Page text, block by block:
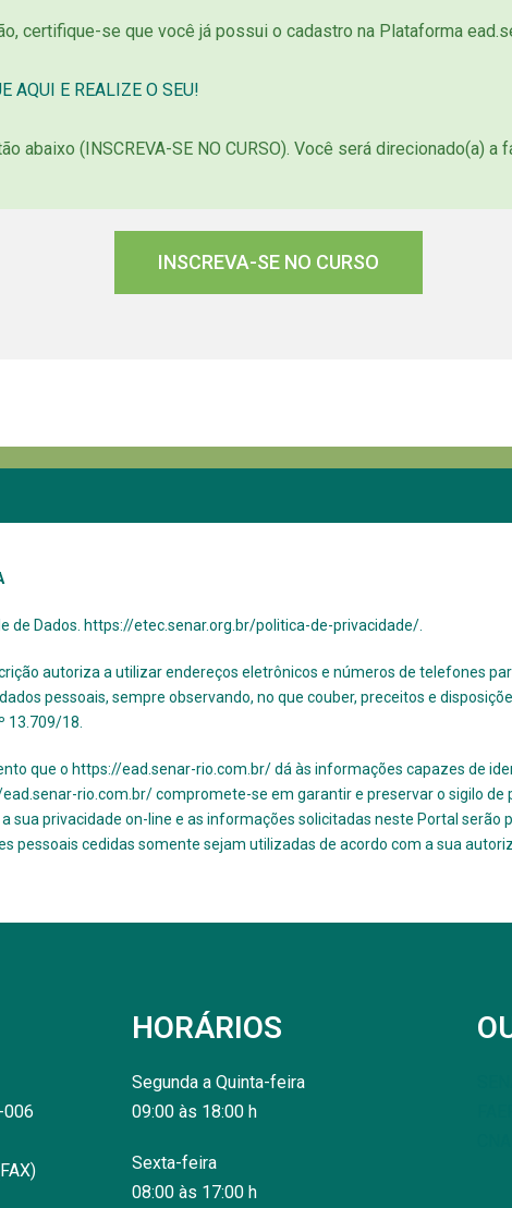
certifique-se que você já possui o cadastro na Plataforma
AQUI E REALIZE O SEU!
abaixo (INSCREVA-SE NO CURSO). Você será direcionado(a)
INSCREVA-SE NO CURSO
de Dados. https://etec.senar.org.br/politica-de-privacidade/.
autoriza a utilizar endereços eletrônicos e números de telefones
pessoais, sempre observando, no que couber, preceitos e
13.709/18.
que o https://ead.senar-rio.com.br/ dá às informações capazes de
rio.com.br/ compromete-se em garantir e preservar o sigilo
sua privacidade on-line e as informações solicitadas neste Portal serão
pessoais cedidas somente sejam utilizadas de acordo com a sua
006
HORÁRIOS
Segunda a Quinta-feira
09:00 às 18:00 h
Sexta-feira
08:00 às 17:00 h